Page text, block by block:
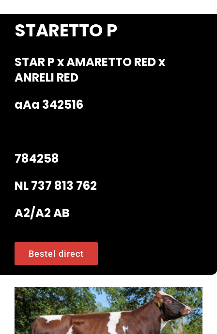
STARETTO P
STAR P x AMARETTO RED x
ANRELI RED
aAa 342516
784258
NL 737 813 762
A2/A2 AB
Bestel direct